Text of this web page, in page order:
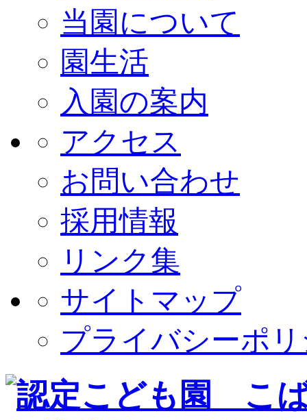
当園について
園生活
入園の案内
アクセス
お問い合わせ
採用情報
リンク集
サイトマップ
プライバシーポ